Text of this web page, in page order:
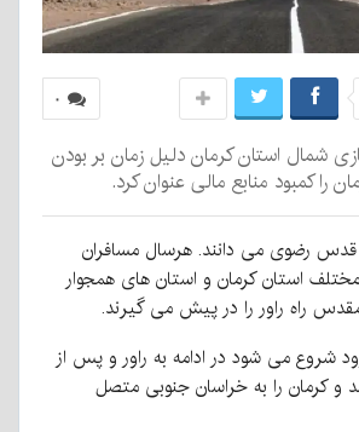
۰
شمال استان کرمان دلیل زمان بر بودن
را کمبود منابع مالی عنوان کرد.
قدس رضوی می دانند. هرسال مسافران
استان کرمان و استان های همجوار
راه راور را در پیش می گیرند.
شروع می شود در ادامه به راور و پس از
و کرمان را به خراسان جنوبی متصل